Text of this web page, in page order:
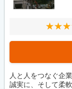
人と人をつなぐ企
誠実に、そして柔